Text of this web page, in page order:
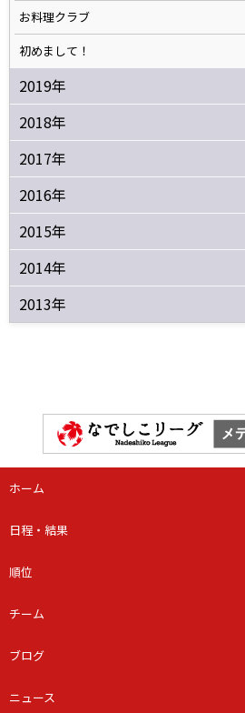
お料理クラブ
初めまして！
2019年
2018年
2017年
2016年
2015年
2014年
2013年
ホーム
日程・結果
順位
チーム
ブログ
ニュース